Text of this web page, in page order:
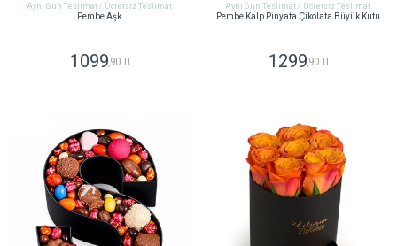
Aynı Gün Teslimat / Ücretsiz Teslimat
Pembe Aşk
1099,90 TL
Aynı Gün Teslimat / Ücretsiz Teslimat
Pembe Kalp Pinyata Çikolata Büyük Kutu
1299,90 TL